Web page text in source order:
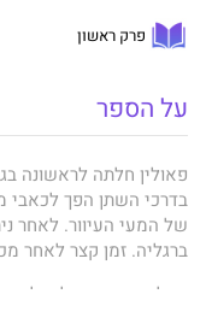
פרק ראשון
על הספר
פאולין חלתה לראשונה
בדרכי השתן הפך לכאבי
של המעי העיוור. לאחר
ברגליה. זמן קצר לאחר
אבל הבדיקות של פולין